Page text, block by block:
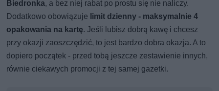
Biedronka, a bez niej rabat po prostu się nie naliczy.
Dodatkowo obowiązuje limit dzienny - maksymalnie 4
opakowania na kartę. Jeśli lubisz dobrą kawę i chcesz
przy okazji zaoszczędzić, to jest bardzo dobra okazja. A to
dopiero początek - przed tobą jeszcze zestawienie innych,
równie ciekawych promocji z tej samej gazetki.